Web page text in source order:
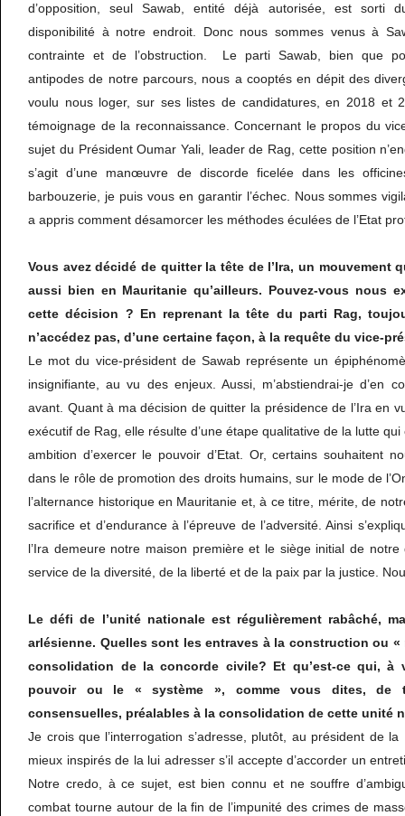
d’opposition, seul Sawab, entité déjà autorisée, est sorti
disponibilité à notre endroit. Donc nous sommes venus à
contrainte et de l’obstruction. Le parti Sawab, bien que
antipodes de notre parcours, nous a cooptés en dépit des
voulu nous loger, sur ses listes de candidatures, en 2018 et
témoignage de la reconnaissance. Concernant le propos du
sujet du Président Oumar Yali, leader de Rag, cette position
s’agit d’une manœuvre de discorde ficelée dans les
barbouzerie, je puis vous en garantir l’échec. Nous sommes
a appris comment désamorcer les méthodes éculées de l’Etat
Vous avez décidé de quitter la tête de l’Ira, un mouvement
aussi bien en Mauritanie qu’ailleurs. Pouvez-vous nous
cette décision ? En reprenant la tête du parti Rag,
n’accédez pas, d’une certaine façon, à la requête du vice-
Le mot du vice-président de Sawab représente un
insignifiante, au vu des enjeux. Aussi, m’abstiendrai-je d’en
avant. Quant à ma décision de quitter la présidence de l’Ira en
exécutif de Rag, elle résulte d’une étape qualitative de la lutte
ambition d’exercer le pouvoir d’Etat. Or, certains souhaitent
dans le rôle de promotion des droits humains, sur le mode de
l’alternance historique en Mauritanie et, à ce titre, mérite, de
sacrifice et d’endurance à l’épreuve de l’adversité. Ainsi
l’Ira demeure notre maison première et le siège initial de
service de la diversité, de la liberté et de la paix par la justice.
Le défi de l’unité nationale est régulièrement rabâché,
arlésienne. Quelles sont les entraves à la construction ou
consolidation de la concorde civile? Et qu’est-ce qui, à
pouvoir ou le « système », comme vous dites, de
consensuelles, préalables à la consolidation de cette unité
Je crois que l’interrogation s’adresse, plutôt, au président de
mieux inspirés de la lui adresser s’il accepte d’accorder un
Notre credo, à ce sujet, est bien connu et ne souffre
combat tourne autour de la fin de l’impunité des crimes de